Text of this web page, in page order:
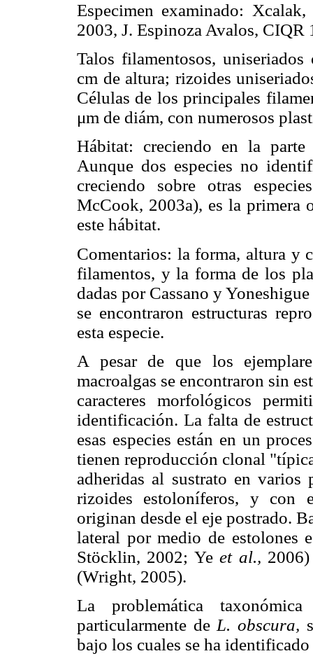
Especimen examinado:
2003, J. Espinoza Avalos, CIQR
Talos filamentosos,
cm de altura; rizoides
Células de los principales
μm de diám, con numerosos
Hábitat: creciendo en la
Aunque dos especies no
creciendo sobre otras
McCook, 2003a), es la primera
este hábitat.
Comentarios: la forma, altura y
filamentos, y la forma de los
dadas por Cassano y
se encontraron estructuras
esta especie.
A pesar de que los
macroalgas se encontraron sin
caracteres morfológicos
identificación. La falta de
esas especies están en un
tienen reproducción clonal
adheridas al sustrato en
rizoides estoloníferos, y con
originan desde el eje postrado.
lateral por medio de estolones
Stöcklin, 2002; Yeet al.,
(Wright, 2005).
La problemática
particularmente de L. obscura,
bajo los cuales se ha identificado